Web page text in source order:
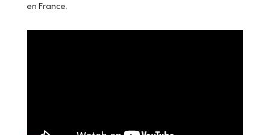
en France.